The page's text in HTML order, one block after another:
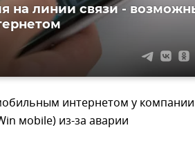
на линии связи -
интернетом у
мobile) из-за аварии